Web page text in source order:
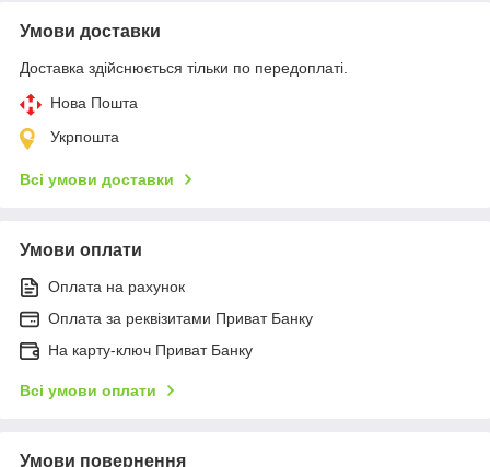
Умови доставки
Доставка здійснюється тільки по передоплаті.
Нова Пошта
Укрпошта
Всі умови доставки
Умови оплати
Оплата на рахунок
Оплата за реквізитами Приват Банку
На карту-ключ Приват Банку
Всі умови оплати
Умови повернення